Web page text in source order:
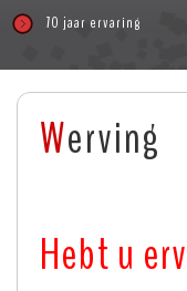
70 jaar ervaring
Werving
Hebt u